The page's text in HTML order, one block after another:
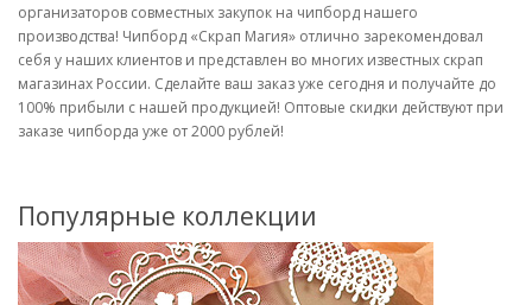
организаторов совместных закупок на чипборд нашего
производства! Чипборд «Скрап Магия» отлично зарекомендовал
себя у наших клиентов и представлен во многих известных скрап
магазинах России. Сделайте ваш заказ уже сегодня и получайте до
100% прибыли с нашей продукцией! Оптовые скидки действуют при
заказе чипборда уже от 2000 рублей!
Популярные коллекции